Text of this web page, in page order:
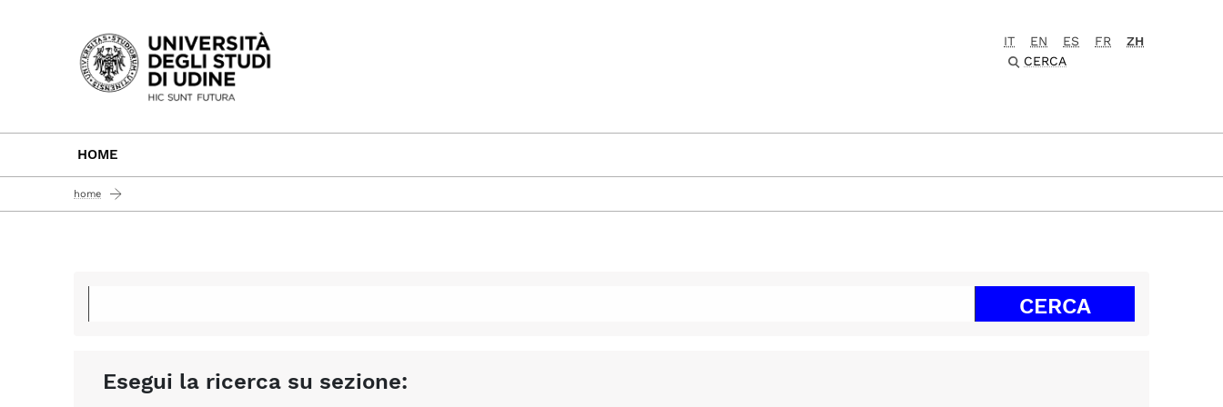
Passa al contenuto principale
IT EN ES FR
ZH
CERCA
HOME
home
Esegui la ricerca su sezione: